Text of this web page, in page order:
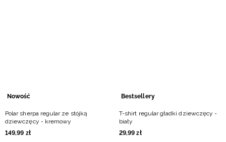
Nowość
Polar sherpa regular ze stójką
dziewczęcy - kremowy
149,99 zł
Bestsellery
T-shirt regular gładki dziewczęcy -
biały
29,99 zł